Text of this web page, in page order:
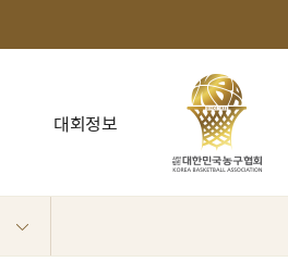
대회정보